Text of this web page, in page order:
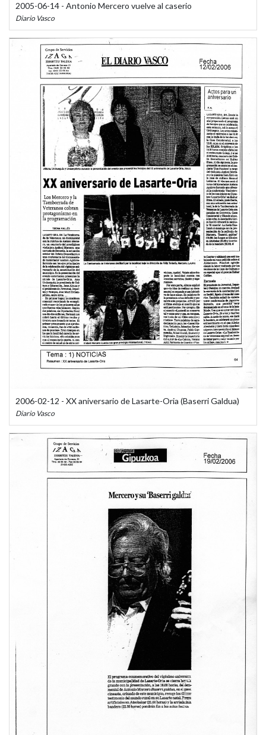
2005-06-14 - Antonio Mercero vuelve al caserio
Diario Vasco
2006-02-12 - XX aniversario de Lasarte-Oria (Baserri Galdua)
Diario Vasco